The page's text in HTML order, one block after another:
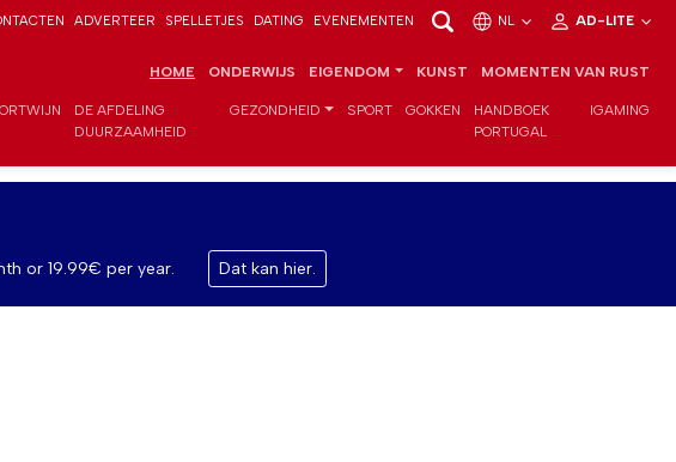
ADVERTEER SPELLETJES DATING EVENEMENTEN NL AD-LITE
HOME ONDERWIJS EIGENDOM KUNST MOMENTEN VAN RUST
DE AFDELING
DUURZAAMHEID
GEZONDHEID SPORT GOKKEN
HANDBOEK
PORTUGAL
IGAMING
or 19.99€ per year. Dat kan hier.